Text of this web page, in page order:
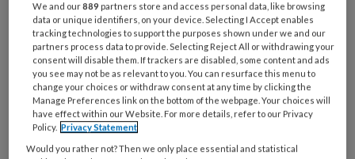
kinderen op de leeftijd van 1 en 3 jaar. De
eventuele blootstelling aan desinfecterende
middelen, detergenten en milieuvriendelijke
reinigingsproducten voor thuisgebruik werd
meegenomen in het onderzoek.
Uit onderzoek naar de microben in de
We and our889 partners store and access personal data, like browsing
data or unique identifiers, on your device. Selecting I Accept enables
tracking technologies to support the purposes shown under we and our
partners process data to provide. Selecting Reject All or withdrawing your
consent will disable them. If trackers are disabled, some content and ads
you see may not be as relevant to you. You can resurface this menu to
change your choices or withdraw consent at any time by clicking the
Manage Preferences link on the bottom of the webpage. Your choices will
have effect within our Website. For more details, refer to our Privacy
Policy. Privacy Statement
Would you rather not? Then we only place essential and statistical